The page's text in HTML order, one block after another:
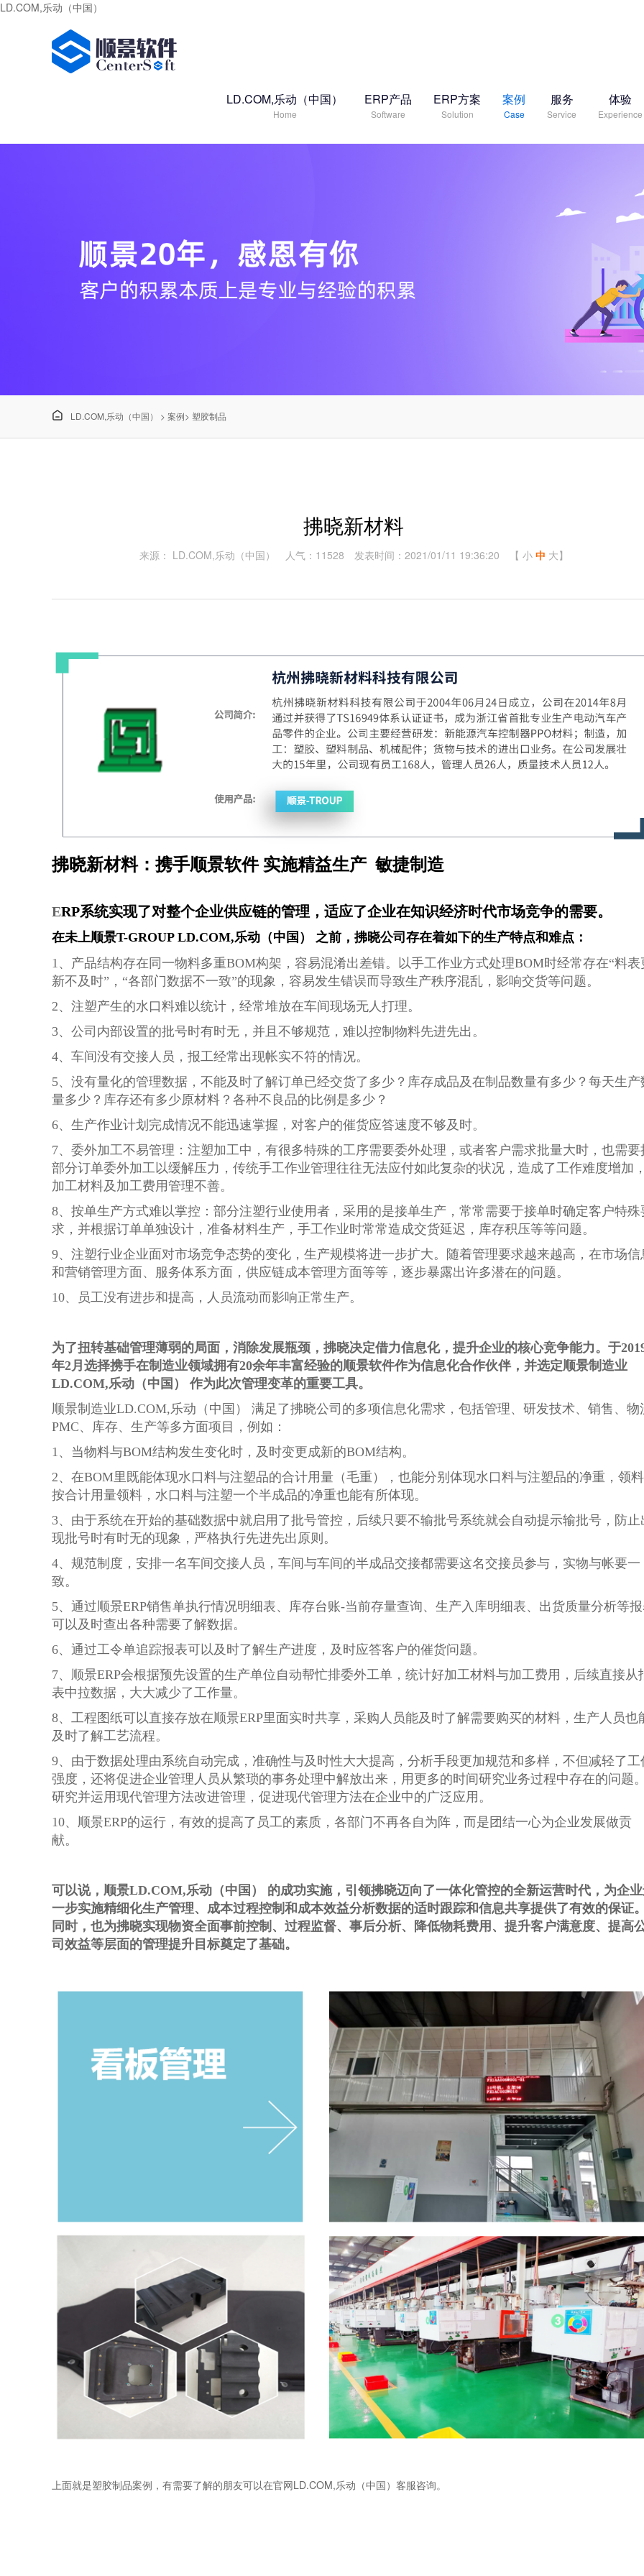
LD.COM,乐动（中国）
LD.COM,乐动（中国）
Home
ERP产品
Software
ERP方案
Solution
案例
Case
服务
Service
体验
Experience
 LD.COM,乐动（中国） > 案例> 塑胶制品
拂晓新材料
来源： LD.COM,乐动（中国） 人气：11528 发表时间：2021/01/11 19:36:20 【 小 中 大】
拂晓新材料：携手顺景软件 实施精益生产 敏捷制造
ERP系统实现了对整个企业供应链的管理，适应了企业在知识经济时代市场竞争的需要。
在未上顺景T-GROUP LD.COM,乐动（中国） 之前，拂晓公司存在着如下的生产特点和难点：
1、产品结构存在同一物料多重BOM构架，容易混淆出差错。以手工作业方式处理BOM时经常存在“料表
新不及时”，“各部门数据不一致”的现象，容易发生错误而导致生产秩序混乱，影响交货等问题。
2、注塑产生的水口料难以统计，经常堆放在车间现场无人打理。
3、公司内部设置的批号时有时无，并且不够规范，难以控制物料先进先出。
4、车间没有交接人员，报工经常出现帐实不符的情况。
5、没有量化的管理数据，不能及时了解订单已经交货了多少？库存成品及在制品数量有多少？每天生产
量多少？库存还有多少原材料？各种不良品的比例是多少？
6、生产作业计划完成情况不能迅速掌握，对客户的催货应答速度不够及时。
7、委外加工不易管理：注塑加工中，有很多特殊的工序需要委外处理，或者客户需求批量大时，也需要
部分订单委外加工以缓解压力，传统手工作业管理往往无法应付如此复杂的状况，造成了工作难度增加，
加工材料及加工费用管理不善。
8、按单生产方式难以掌控：部分注塑行业使用者，采用的是接单生产，常常需要于接单时确定客户特殊
求，并根据订单单独设计，准备材料生产，手工作业时常常造成交货延迟，库存积压等等问题。
9、注塑行业企业面对市场竞争态势的变化，生产规模将进一步扩大。随着管理要求越来越高，在市场信
和营销管理方面、服务体系方面，供应链成本管理方面等等，逐步暴露出许多潜在的问题。
10、员工没有进步和提高，人员流动而影响正常生产。
为了扭转基础管理薄弱的局面，消除发展瓶颈，拂晓决定借力信息化，提升企业的核心竞争能力。于
年2月选择携手在制造业领域拥有20余年丰富经验的顺景软件作为信息化合作伙伴，并选定顺景制造业
LD.COM,乐动（中国） 作为此次管理变革的重要工具。
顺景制造业LD.COM,乐动（中国） 满足了拂晓公司的多项信息化需求，包括管理、研发技术、销售、物
PMC、库存、生产等多方面项目，例如：
1、当物料与BOM结构发生变化时，及时变更成新的BOM结构。
2、在BOM里既能体现水口料与注塑品的合计用量（毛重），也能分别体现水口料与注塑品的净重，领料
按合计用量领料，水口料与注塑一个半成品的净重也能有所体现。
3、由于系统在开始的基础数据中就启用了批号管控，后续只要不输批号系统就会自动提示输批号，防止
现批号时有时无的现象，严格执行先进先出原则。
4、规范制度，安排一名车间交接人员，车间与车间的半成品交接都需要这名交接员参与，实物与帐要一
致。
5、通过顺景ERP销售单执行情况明细表、库存台账-当前存量查询、生产入库明细表、出货质量分析等
可以及时查出各种需要了解数据。
6、通过工令单追踪报表可以及时了解生产进度，及时应答客户的催货问题。
7、顺景ERP会根据预先设置的生产单位自动帮忙排委外工单，统计好加工材料与加工费用，后续直接从
表中拉数据，大大减少了工作量。
8、工程图纸可以直接存放在顺景ERP里面实时共享，采购人员能及时了解需要购买的材料，生产人员也
及时了解工艺流程。
9、由于数据处理由系统自动完成，准确性与及时性大大提高，分析手段更加规范和多样，不但减轻了工
强度，还将促进企业管理人员从繁琐的事务处理中解放出来，用更多的时间研究业务过程中存在的问题。
研究并运用现代管理方法改进管理，促进现代管理方法在企业中的广泛应用。
10、顺景ERP的运行，有效的提高了员工的素质，各部门不再各自为阵，而是团结一心为企业发展做贡
献。
可以说，顺景LD.COM,乐动（中国） 的成功实施，引领拂晓迈向了一体化管控的全新运营时代，为企
一步实施精细化生产管理、成本过程控制和成本效益分析数据的适时跟踪和信息共享提供了有效的保证。
同时，也为拂晓实现物资全面事前控制、过程监督、事后分析、降低物耗费用、提升客户满意度、提高
司效益等层面的管理提升目标奠定了基础。
上面就是塑胶制品案例，有需要了解的朋友可以在官网LD.COM,乐动（中国）客服咨询。